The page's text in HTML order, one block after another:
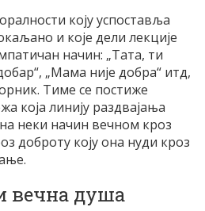
коју успоставља
и које дели лекције
начин: „Тата, ти
„Мама није добра“ итд,
Тиме се постиже
која линију раздвајања
неки начин вечном кроз
доброту коју она нуди кроз
вечна душа